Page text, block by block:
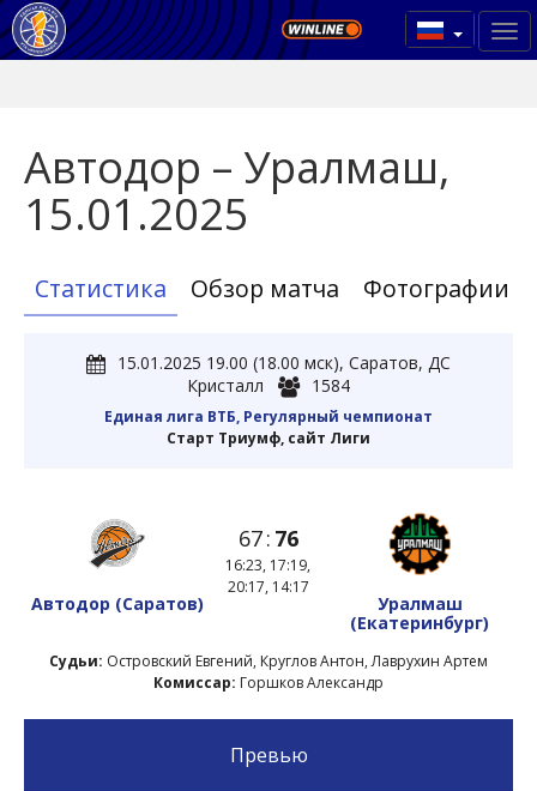
Автодор – Уралмаш,
15.01.2025
Статистика Обзор матча Фотографии